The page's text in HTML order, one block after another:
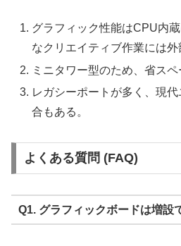
グラフィック性能はCPU内
なクリエイティブ作業には外
ミニタワー型のため、省スペ
レガシーポートが多く、現
合もある。
よくある質問 (FAQ)
Q1. グラフィックボードは増設